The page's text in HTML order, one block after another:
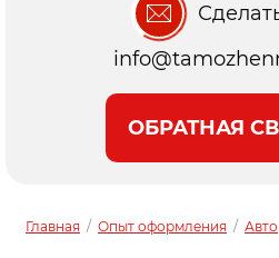
ОБРАТНАЯ
Главная / Опыт оформления / Авто